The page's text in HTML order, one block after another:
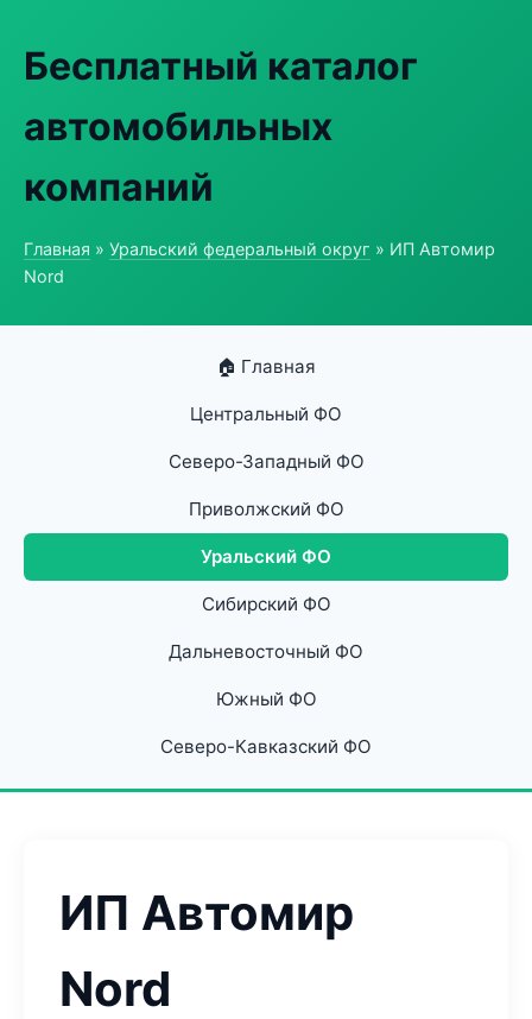
Бесплатный каталог
автомобильных
компаний
Главная » Уральский федеральный округ » ИП Автомир
Nord
🏠 Главная
Центральный ФО
Северо-Западный ФО
Приволжский ФО
Уральский ФО
Сибирский ФО
Дальневосточный ФО
Южный ФО
Северо-Кавказский ФО
ИП Автомир
Nord